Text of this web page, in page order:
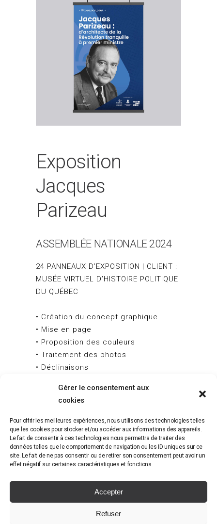
Gérer le consentement aux
cookies
Pour offrir les meilleures expériences, nous utilisons des technologies telles
que les cookies pour stocker et/ou accéder aux informations des appareils.
Le fait de consentir à ces technologies nous permettra de traiter des
données telles que le comportement de navigation ou les ID uniques sur ce
site. Le fait de ne pas consentir ou de retirer son consentement peut avoir un
effet négatif sur certaines caractéristiques et fonctions.
Accepter
Refuser
Exposition
Jacques
Parizeau
ASSEMBLÉE NATIONALE 2024
24 PANNEAUX D’EXPOSITION | CLIENT :
MUSÉE VIRTUEL D’HISTOIRE POLITIQUE
DU QUÉBEC
• Création du concept graphique
• Mise en page
• Proposition des couleurs
• Traitement des photos
• Déclinaisons
Tous droits réservés © 2024 - Krebs graphisme -
Politique de confidentialité-Politique des cookies